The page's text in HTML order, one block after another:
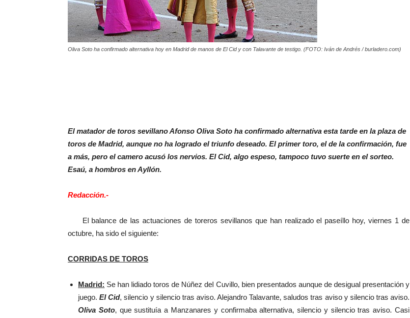
Oliva Soto ha confirmado alternativa hoy en Madrid de manos de El Cid y con Talavante de testigo. (FOTO: Iván de Andrés / burladero.com)
El matador de toros sevillano Afonso Oliva Soto ha confirmado alternativa esta tarde en la plaza de
toros de Madrid, aunque no ha logrado el triunfo deseado. El primer toro, el de la confirmación, fue
a más, pero el camero acusó los nervios. El Cid, algo espeso, tampoco tuvo suerte en el sorteo.
Esaú, a hombros en Ayllón.
Redacción.-
El balance de las actuaciones de toreros sevillanos que han realizado el paseíllo hoy, viernes 1 de
octubre, ha sido el siguiente:
CORRIDAS DE TOROS
Madrid: Se han lidiado toros de Núñez del Cuvillo, bien presentados aunque de desigual presentación y
juego.El Cid, silencio y silencio tras aviso. Alejandro Talavante, saludos tras aviso y silencio tras aviso.
Oliva Soto, que sustituía a Manzanares y confirmaba alternativa, silencio y silencio tras aviso. Casi